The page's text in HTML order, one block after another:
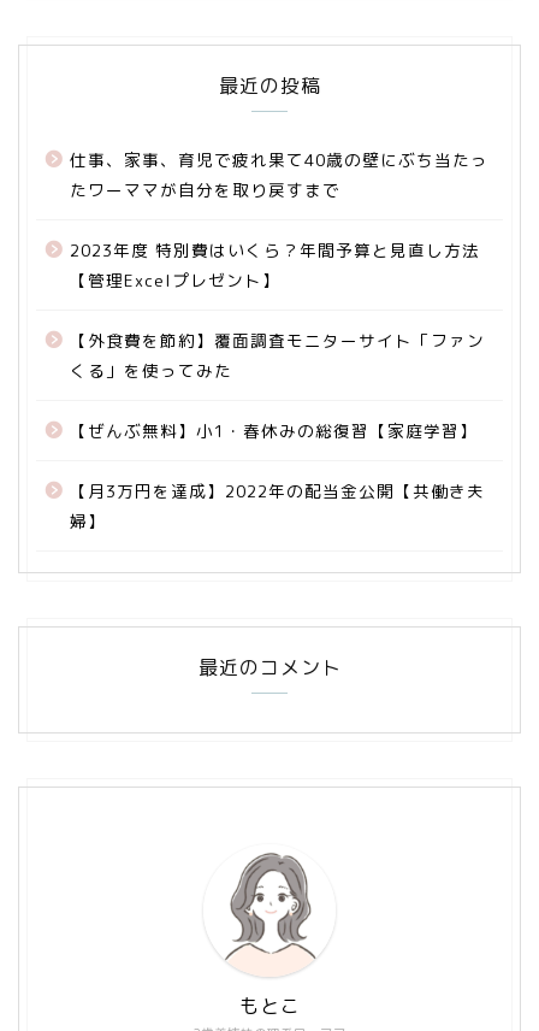
最近の投稿
仕事、家事、育児で疲れ果て40歳の壁にぶち当たっ
たワーママが自分を取り戻すまで
2023年度 特別費はいくら？年間予算と見直し方法
【管理Excelプレゼント】
【外食費を節約】覆面調査モニターサイト「ファン
くる」を使ってみた
【ぜんぶ無料】小1・春休みの総復習【家庭学習】
【月3万円を達成】2022年の配当金公開【共働き夫
婦】
最近のコメント
もとこ